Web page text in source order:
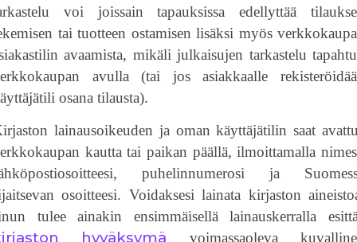
voi joissain tapauksissa edellyttää
tai tuotteen ostamisen lisäksi myös
avaamista, mikäli julkaisujen tarkastelu
avulla (tai jos asiakkaalle
osana tilausta).
lainausoikeuden ja oman käyttäjätilin saat
kautta tai paikan päällä, ilmoittamalla
puhelinnumerosi ja
osoitteesi. Voidaksesi lainata kirjaston
tulee ainakin ensimmäisellä lainauskerralla
hyväksymä voimassaoleva